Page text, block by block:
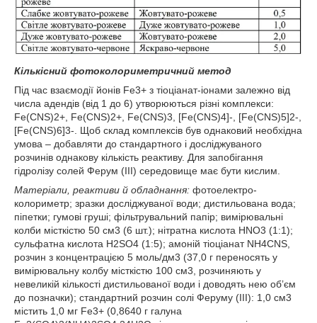
Кількісний фотоколориметричний метод
Під час взаємодії йонів Fe3+ з тіоціанат-іонами залежно від
числа адендів (від 1 до 6) утворюються різні комплекси:
Fe(СNS)2+, Fe(СNS)2+, Fe(СNS)3, [Fe(СNS)4]-, [Fe(СNS)5]2-,
[Fe(СNS)6]3-. Щоб склад комплексів був однаковий необхідна
умова – добавляти до стандартного і досліджуваного
розчинів однакову кількість реактиву. Для запобігання
гідролізу солей Ферум (ІII) середовище має бути кислим.
Матеріали, реактиви й обладнання: фотоелектро-
колориметр; зразки досліджуваної води; дистильована вода;
піпетки; гумові груші; фільтрувальний папір; вимірювальні
колби місткістю 50 см3 (6 шт.); нітратна кислота HNO3 (1:1);
сульфатна кислота Н2SO4 (1:5); амоній тіоціанат NН4СNS,
розчин з концентрацією 5 моль/дм3 (37,0 г переносять у
вимірювальну колбу місткістю 100 см3, розчиняють у
невеликій кількості дистильованої води і доводять нею об’єм
до позначки); стандартний розчин солі Феруму (ІІІ): 1,0 см3
містить 1,0 мг Fe3+ (0,8640 г галуна